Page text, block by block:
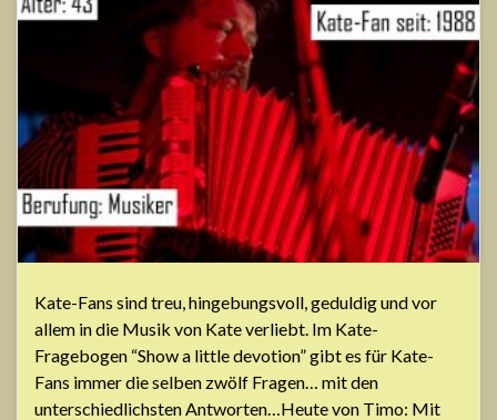
Kate-Fans sind treu, hingebungsvoll, geduldig und vor
allem in die Musik von Kate verliebt. Im Kate-
Fragebogen “Show a little devotion” gibt es für Kate-
Fans immer die selben zwölf Fragen… mit den
unterschiedlichsten Antworten…Heute von Timo: Mit